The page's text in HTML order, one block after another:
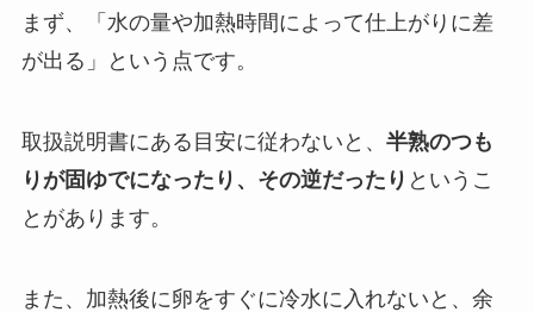
まず、「水の量や加熱時間によって仕上がりに差
が出る」という点です。
取扱説明書にある目安に従わないと、 半熟のつも
りが固ゆでになったり、その逆だったり というこ
とがあります。
また、加熱後に卵をすぐに冷水に入れないと、余